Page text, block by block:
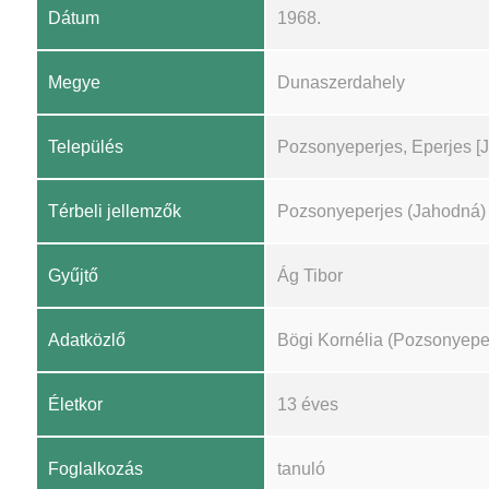
Dátum 1968.
Megye Dunaszerdahely
Település Pozsonyeperjes, Eperjes
Térbeli jellemzők Pozsonyeperjes (Jahodná)
Gyűjtő Ág Tibor
Adatközlő Bögi Kornélia
Életkor 13 éves
Foglalkozás tanuló